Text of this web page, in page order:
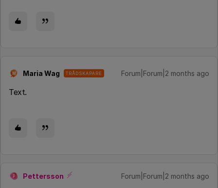
M Maria Wag TRÅDSKAPARE Forum|Forum|2 months ago
Text.
P Pettersson Forum|Forum|2 months ago